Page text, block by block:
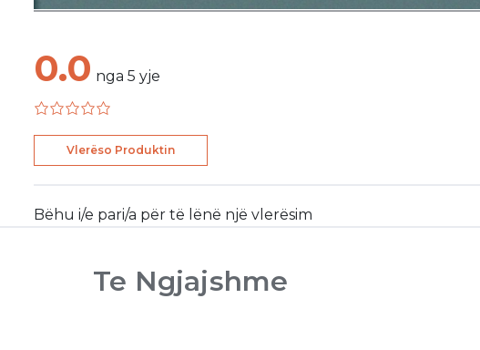
0.0 nga 5 yje
Vlerëso Produktin
Bëhu i/e pari/a për të lënë një vlerësim
Te Ngjajshme